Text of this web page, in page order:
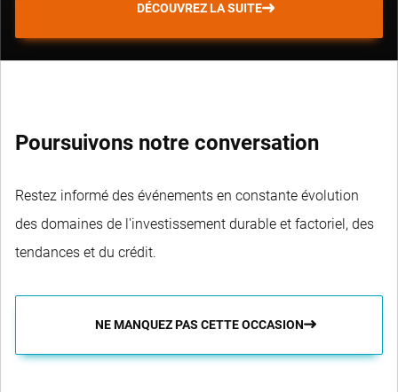
DÉCOUVREZ LA SUITE
Poursuivons notre conversation
Restez informé des événements en constante évolution
des domaines de l'investissement durable et factoriel, des
tendances et du crédit.
NE MANQUEZ PAS CETTE OCCASION